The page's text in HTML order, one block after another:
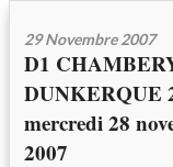
29 Novembre 2007
D1
DUNKERQUE
mercredi 28
2007